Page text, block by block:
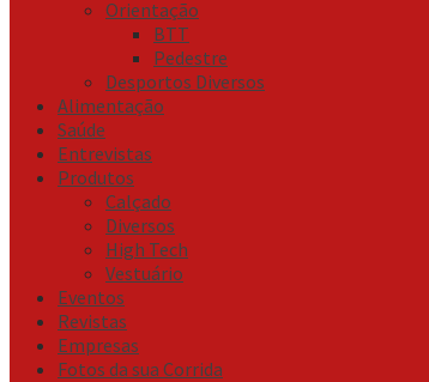
Orientação
BTT
Pedestre
Desportos Diversos
Alimentação
Saúde
Entrevistas
Produtos
Calçado
Diversos
High Tech
Vestuário
Eventos
Revistas
Empresas
Fotos da sua Corrida